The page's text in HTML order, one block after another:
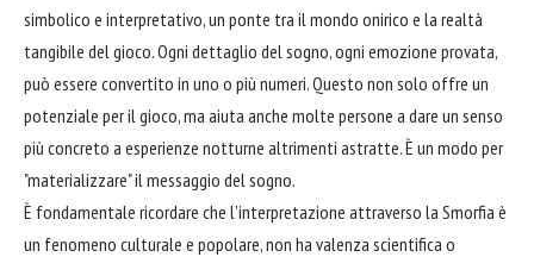
simbolico e interpretativo, un ponte tra il mondo onirico e la realtà
tangibile del gioco. Ogni dettaglio del sogno, ogni emozione provata,
può essere convertito in uno o più numeri. Questo non solo offre un
potenziale per il gioco, ma aiuta anche molte persone a dare un senso
più concreto a esperienze notturne altrimenti astratte. È un modo per
"materializzare" il messaggio del sogno.
È fondamentale ricordare che l'interpretazione attraverso la Smorfia è
un fenomeno culturale e popolare, non ha valenza scientifica o